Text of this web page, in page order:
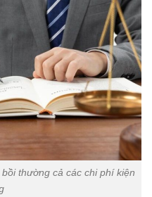
thường cả các chi phí kiện